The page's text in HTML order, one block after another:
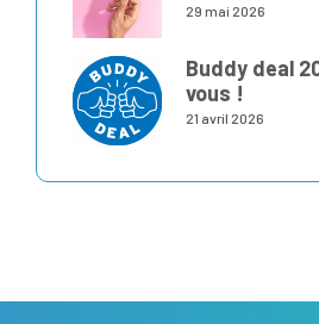
29 mai 2026
Buddy deal
vous !
21 avril 2026